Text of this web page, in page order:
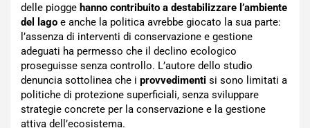
delle piogge hanno contribuito a destabilizzare l’ambiente
del lago e anche la politica avrebbe giocato la sua parte:
l’assenza di interventi di conservazione e gestione
adeguati ha permesso che il declino ecologico
proseguisse senza controllo. L’autore dello studio
denuncia sottolinea che i provvedimenti si sono limitati a
politiche di protezione superficiali, senza sviluppare
strategie concrete per la conservazione e la gestione
attiva dell’ecosistema.